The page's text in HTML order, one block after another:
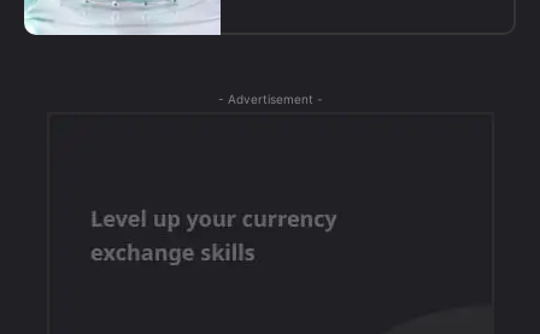
- Advertisement -